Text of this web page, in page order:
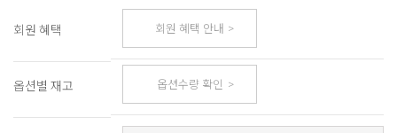
회원 혜택 회원 혜택 안내
옵션별 재고 옵션수량 확인